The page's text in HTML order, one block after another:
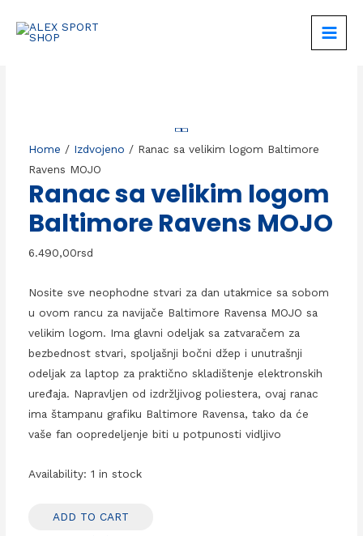
MAIN
Home / Izdvojeno / Ranac sa velikim logom Baltimore
Ravens MOJO
Ranac sa velikim logom
Baltimore Ravens MOJO
6.490,00rsd
Nosite sve neophodne stvari za dan utakmice sa sobom
u ovom rancu za navijače Baltimore Ravensa MOJO sa
velikim logom. Ima glavni odeljak sa zatvaračem za
bezbednost stvari, spoljašnji bočni džep i unutrašnji
odeljak za laptop za praktično skladištenje elektronskih
uređaja. Napravljen od izdržljivog poliestera, ovaj ranac
ima štampanu grafiku Baltimore Ravensa, tako da će
vaše fan oopredeljenje biti u potpunosti vidljivo
Availability: 1 in stock
ADD TO CART